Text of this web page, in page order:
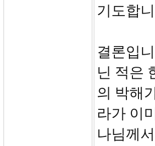
기도합
결론입
닌 적은
의 박해
라가 이
나님께